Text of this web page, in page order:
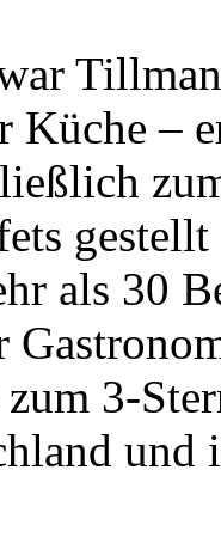
Küche –
als 30
3-
und